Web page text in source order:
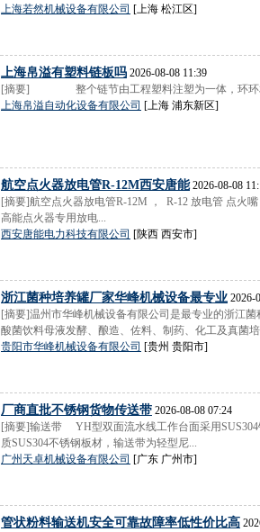
上海若然机械设备有限公司 [上海 松江区]
上海帛溢有塑料链板吗 2026-08-08 11:39
[摘要] 整个链节由工程塑料注塑为一体，环环相
上海帛溢自动化设备有限公司 [上海 浦东新区]
航空点火器放电管R-12M西安唐能2026-08-08
[摘要]航空点火器放电管R-12M ， R-12 放电管 点火
高能点火器专用放电...
西安唐能电力科技有限公司 [陕西 西安市]
浙江菌种培养罐厂家华峰机械设备最专业 2026-
[摘要]温州市华峰机械设备有限公司是最专业的浙江
酸菌饮料母液发酵、酿造、佐料、制药、化工及真菌
贵阳市华峰机械设备有限公司 [贵州 贵阳市]
厂商直批不锈钢货物传送带 2026-08-08 07:24
[摘要]输送带 YH型双面流水线工作台面采用
质SUS304不锈钢板材，输送带为轻型尼...
广州天卓机械设备有限公司 [广东 广州市]
管状粉料输送机安全可靠故障率低性价比高